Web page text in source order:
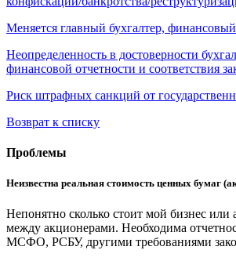
Меняется главный бухгалтер,
Неопределенность в достоверности
финансовой отчетности и соответствия
Риск штрафных санкций от
Возврат к списку
Проблемы
Неизвестна реальная стоимость ценных бумаг
Непонятно сколько стоит мой бизнес
между акционерами. Необходима
МСФО, РСБУ, другими требованиями